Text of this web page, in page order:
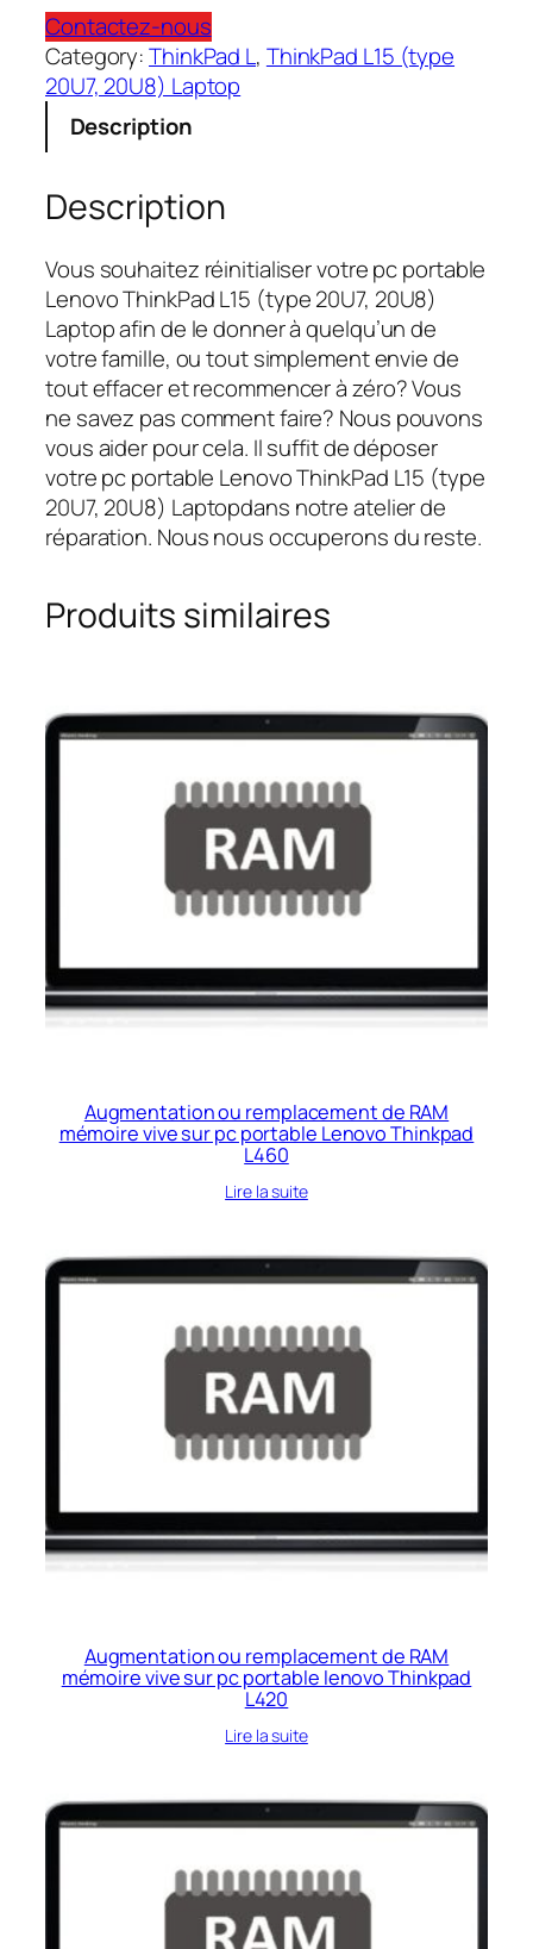
Contactez-nous
Category:ThinkPad L, ThinkPad L15 (type
20U7, 20U8) Laptop
Description
Description
Vous souhaitez réinitialiser votre pc portable
Lenovo ThinkPad L15 (type 20U7, 20U8)
Laptop afin de le donner à quelqu’un de
votre famille, ou tout simplement envie de
tout effacer et recommencer à zéro? Vous
ne savez pas comment faire? Nous pouvons
vous aider pour cela. Il suffit de déposer
votre pc portable Lenovo ThinkPad L15 (type
20U7, 20U8) Laptopdans notre atelier de
réparation. Nous nous occuperons du reste.
Produits similaires
Augmentation ou remplacement de RAM
mémoire vive sur pc portable Lenovo Thinkpad
L460
Lire la suite
Augmentation ou remplacement de RAM
mémoire vive sur pc portable lenovo Thinkpad
L420
Lire la suite